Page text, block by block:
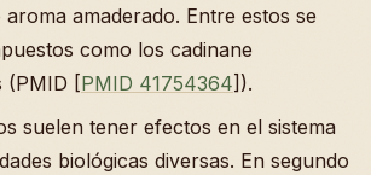
amaderado. Entre estos se
como los cadinane
(PMID [PMID 41754364]).
suelen tener efectos en el sistema
biológicas diversas. En segundo